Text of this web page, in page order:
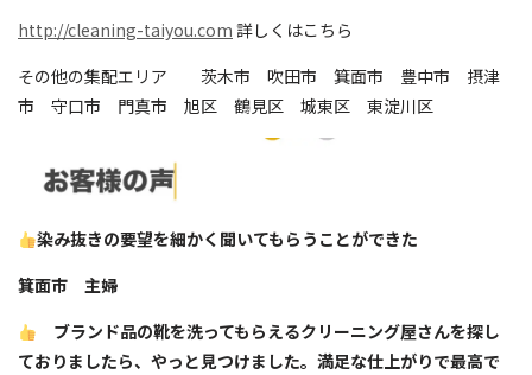
http://cleaning-taiyou.com 詳しくはこちら
その他の集配エリア 茨木市 吹田市 箕面市 豊中市 摂津
市 守口市 門真市 旭区 鶴見区 城東区 東淀川区
染み抜きの要望を細かく聞いてもらうことができた
箕面市 主婦
ブランド品の靴を洗ってもらえるクリーニング屋さんを探し
ておりましたら、やっと見つけました。満足な仕上がりで最高で